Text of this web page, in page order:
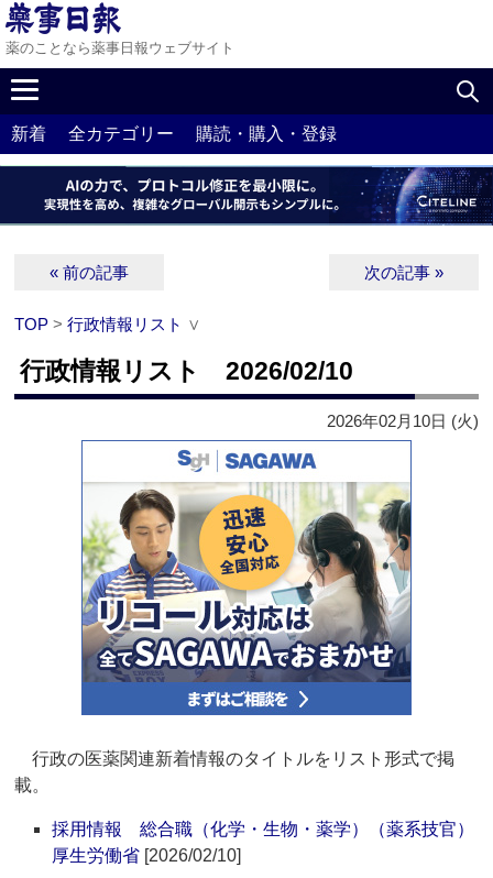
薬のことなら薬事日報ウェブサイト
新着 全カテゴリー 購読・購入・登録
« 前の記事 次の記事 »
TOP >行政情報リスト ∨
行政情報リスト 2026/02/10
2026年02月10日 (火)
行政の医薬関連新着情報のタイトルをリスト形式で掲
載。
採用情報 総合職（化学・生物・薬学）（薬系技官）
厚生労働省 [2026/02/10]